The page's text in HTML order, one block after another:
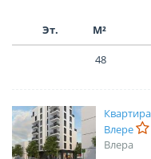
Эт. М²
48
Влере
Влера